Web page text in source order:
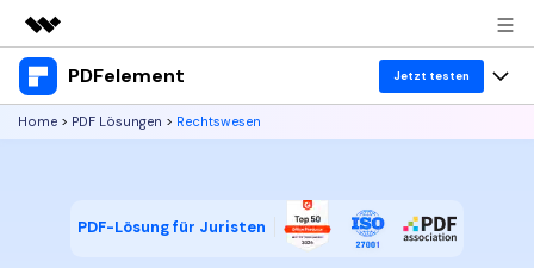
Top-Produkte
KI-gestützte digitale Kreativität
Business
PDFelement Jetzt testen
Produkte
PDFelement für Windows
Benutzer im Bildungswesen
Home > PDF Lösungen > Rechtswesen
PDF-Lösung für Juristen